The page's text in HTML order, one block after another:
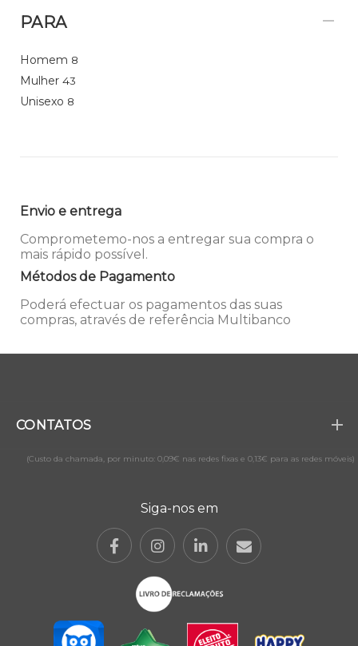
PARA
Homem 8
Mulher 43
Unisexo 8
Envio e entrega
Comprometemo-nos a entregar sua compra o
mais rápido possível.
Métodos de Pagamento
Poderá efectuar os pagamentos das suas
compras, através de referência Multibanco
CONTATOS
(Custo da chamada, por minuto: 0,09€ nas redes fixas e 0,13€ para as redes móveis)
Siga-nos em